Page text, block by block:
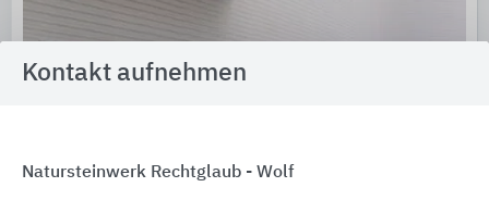
Kontakt aufnehmen
Natursteinwerk Rechtglaub - Wolf